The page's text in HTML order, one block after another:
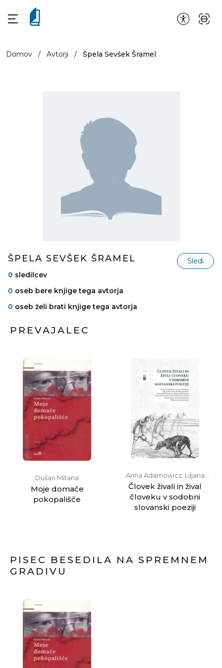
Domov / Avtorji / Špela Sevšek Šramel
ŠPELA SEVŠEK ŠRAMEL
Sledi
0 sledilcev
0 oseb bere knjige tega avtorja
0 oseb želi brati knjige tega avtorja
PREVAJALEC
Dušan Mitana
Moje domače
pokopališče
Anna Adamowicz, Liljana
Dirjan, Mila Haugová, Igor
Isakovski, Ivan Martin Jirous,
Dimitar Kenarov, Oleg
Lišega, Eva Lukáčová, Sibila
Človek živali in žival
človeku v sodobni
slovanski poeziji
PISEC BESEDILA NA SPREMNEM
GRADIVU